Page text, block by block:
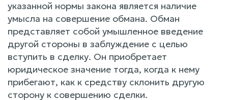
указанной нормы закона является наличие
умысла на совершение обмана. Обман
представляет собой умышленное введение
другой стороны в заблуждение с целью
вступить в сделку. Он приобретает
юридическое значение тогда, когда к нему
прибегают, как к средству склонить другую
сторону к совершению сделки.